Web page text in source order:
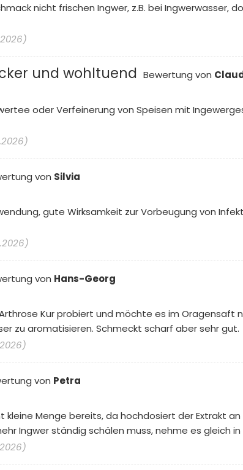
nicht frischen Ingwer, z.B. bei Ingwerwasser,
und wohltuend Bewertung von
oder Verfeinerung von Speisen mit
von Silvia
gute Wirksamkeit zur Vorbeugung von
von Hans-Georg
Kur probiert und möchte es im
zu aromatisieren. Schmeckt scharf aber sehr gut.
von Petra
kleine Menge bereits, da hochdosiert der Extrakt
Ingwer ständig schälen muss, nehme es gleich